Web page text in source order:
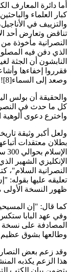
العلماء
في
وتعارض أحد
مأخوذة من
دفن فيه
أن الجثة
إخفاءها
إلى السماء[8]!!
أن بولس
ما حدث في
دعوى ألوهية
أكبر وثيقة
معتقدات أتباعها
السلام"،
عليها بقوله:
النسخة الأولى من
قال: "إن
عهد البابا ستكس
على نسخة من
بشوق عظيم،
زعم بعض النصارى
الزعم يكذبه
بيان الكتب التي